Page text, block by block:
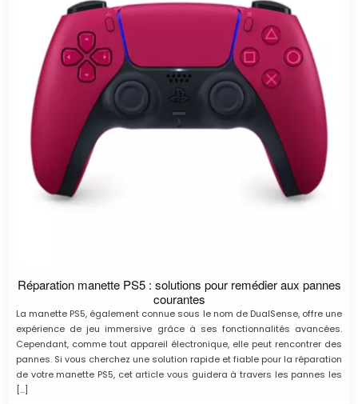
Réparation manette PS5 : solutions pour remédier aux pannes
courantes
La manette PS5, également connue sous le nom de DualSense, offre une
expérience de jeu immersive grâce à ses fonctionnalités avancées.
Cependant, comme tout appareil électronique, elle peut rencontrer des
pannes. Si vous cherchez une solution rapide et fiable pour la réparation
de votre manette PS5, cet article vous guidera à travers les pannes les
[…]